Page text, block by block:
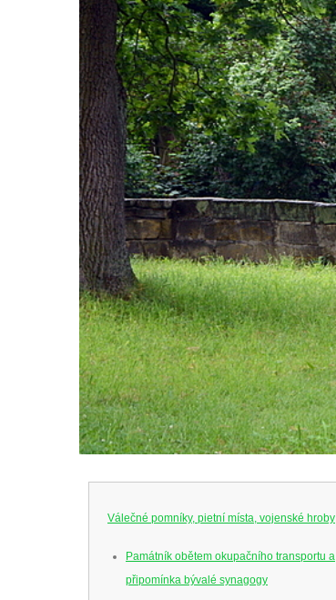
Válečné pomníky, pietní místa, vojenské hroby
Památník obětem okupačního transportu a
připomínka bývalé synagogy